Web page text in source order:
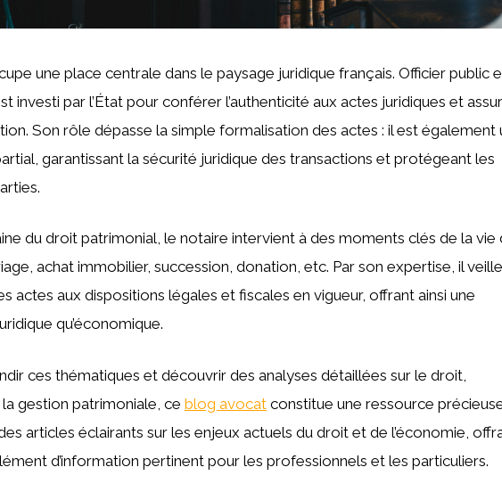
une place centrale dans le paysage juridique français. Officier public
investi par l’État pour conférer l’authenticité aux actes juridiques et
Son rôle dépasse la simple formalisation des actes : il est également
garantissant la sécurité juridique des transactions et protégeant les
du droit patrimonial, le notaire intervient à des moments clés de la vie
achat immobilier, succession, donation, etc. Par son expertise, il
actes aux dispositions légales et fiscales en vigueur, offrant ainsi une
qu’économique.
ces thématiques et découvrir des analyses détaillées sur le droit,
la gestion patrimoniale, ce blog avocat constitue une ressource
articles éclairants sur les enjeux actuels du droit et de l’économie,
d’information pertinent pour les professionnels et les particuliers.